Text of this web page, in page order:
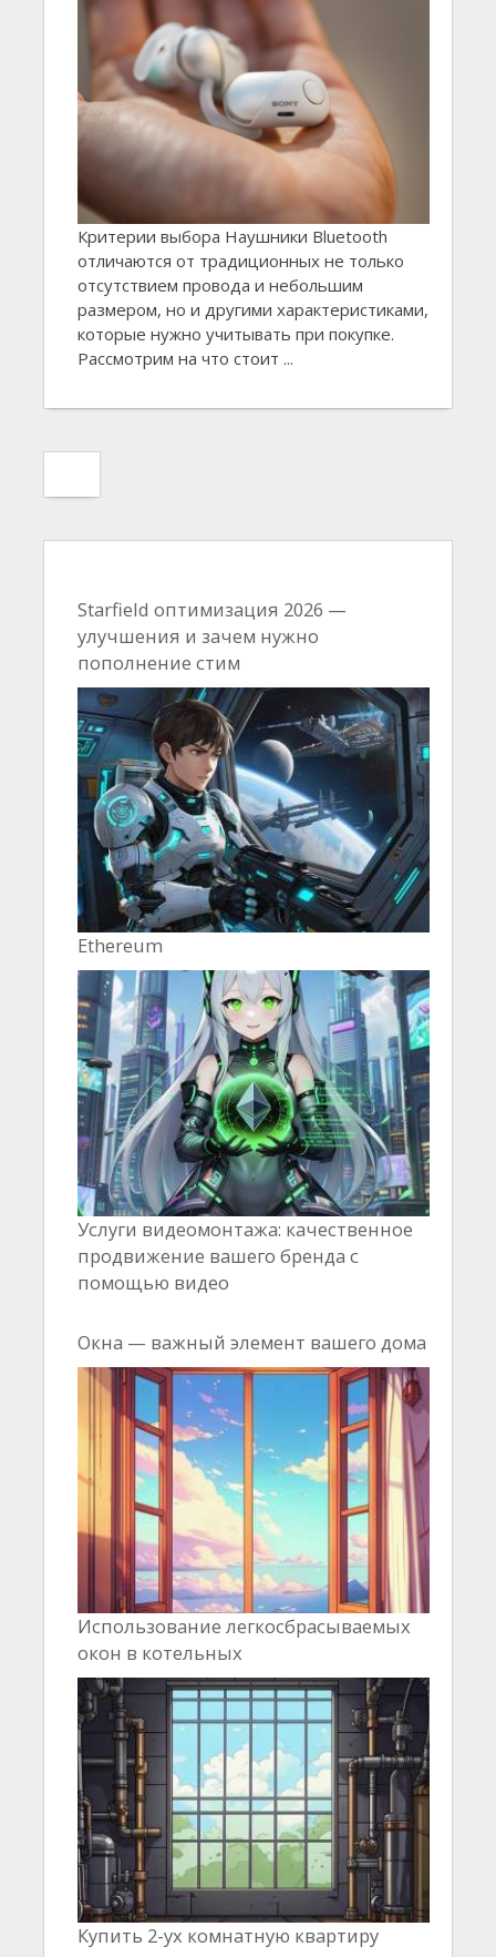
Критерии выбора Наушники Bluetooth
отличаются от традиционных не только
отсутствием провода и небольшим
размером, но и другими характеристиками,
которые нужно учитывать при покупке.
Рассмотрим на что стоит ...
Starfield оптимизация 2026 —
улучшения и зачем нужно
пополнение стим
Ethereum
Услуги видеомонтажа: качественное
продвижение вашего бренда с
помощью видео
Окна — важный элемент вашего дома
Использование легкосбрасываемых
окон в котельных
Купить 2-ух комнатную квартиру